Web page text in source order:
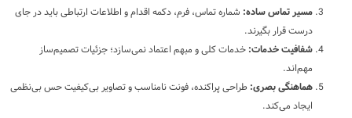
مسیر تماس ساده: شماره تماس، فرم، دکمه اقدام و اطلاعات ارتباطی باید در جای
درست قرار بگیرند.
شفافیت خدمات: خدمات کلی و مبهم اعتماد نمی‌سازد؛ جزئیات تصمیم‌ساز
مهم‌اند.
هماهنگی بصری: طراحی پراکنده، فونت نامناسب و تصاویر بی‌کیفیت حس بی‌نظمی
ایجاد می‌کند.